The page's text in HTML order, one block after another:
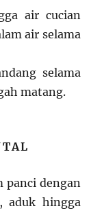
air cucian
air selama
selama
matang.
panci dengan
aduk hingga